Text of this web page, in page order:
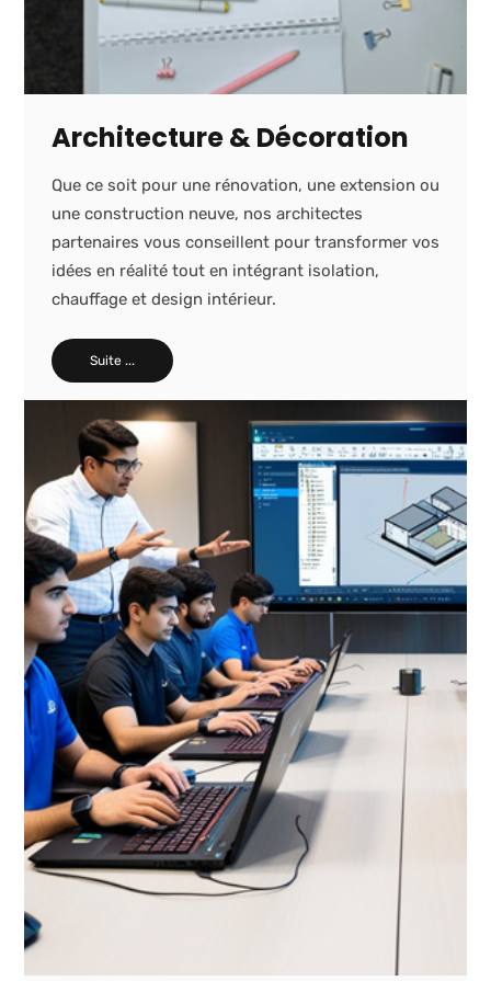
Architecture & Décoration
Que ce soit pour une rénovation, une extension ou
une construction neuve, nos architectes
partenaires vous conseillent pour transformer vos
idées en réalité tout en intégrant isolation,
chauffage et design intérieur.
Suite ...